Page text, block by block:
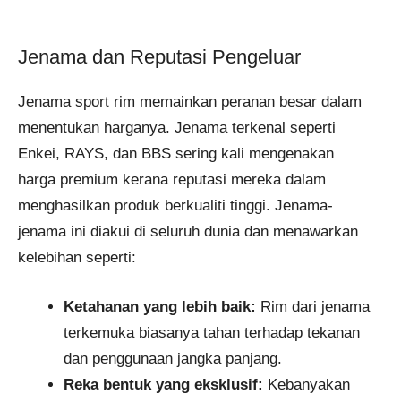
Jenama dan Reputasi Pengeluar
Jenama sport rim memainkan peranan besar dalam
menentukan harganya. Jenama terkenal seperti
Enkei, RAYS, dan BBS sering kali mengenakan
harga premium kerana reputasi mereka dalam
menghasilkan produk berkualiti tinggi. Jenama-
jenama ini diakui di seluruh dunia dan menawarkan
kelebihan seperti:
Ketahanan yang lebih baik: Rim dari jenama
terkemuka biasanya tahan terhadap tekanan
dan penggunaan jangka panjang.
Reka bentuk yang eksklusif: Kebanyakan